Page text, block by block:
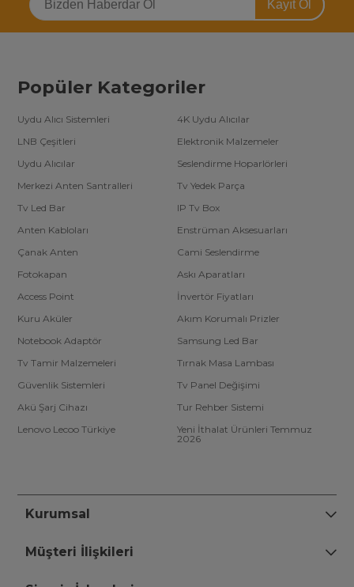
Kayıt Ol
Popüler Kategoriler
Uydu Alıcı Sistemleri
4K Uydu Alıcılar
LNB Çeşitleri
Elektronik Malzemeler
Uydu Alıcılar
Seslendirme Hoparlörleri
Merkezi Anten Santralleri
Tv Yedek Parça
Tv Led Bar
IP Tv Box
Anten Kabloları
Enstrüman Aksesuarları
Çanak Anten
Cami Seslendirme
Fotokapan
Askı Aparatları
Access Point
İnvertör Fiyatları
Kuru Aküler
Akım Korumalı Prizler
Notebook Adaptör
Samsung Led Bar
Tv Tamir Malzemeleri
Tırnak Masa Lambası
Güvenlik Sistemleri
Tv Panel Değişimi
Akü Şarj Cihazı
Tur Rehber Sistemi
Lenovo Lecoo Türkiye
Yeni İthalat Ürünleri Temmuz
2026
Kurumsal
Müşteri İlişkileri